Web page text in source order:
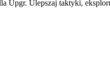
Ulepszaj taktyki,